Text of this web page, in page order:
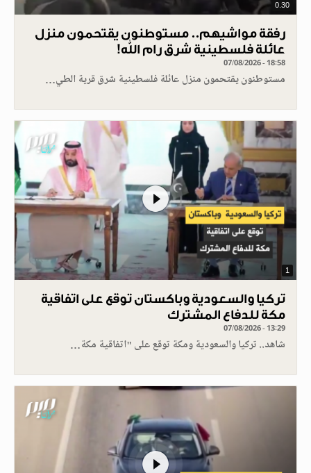
0.30
رفقة مواشيهم.. مستوطنون يقتحمون منزل
عائلة فلسطينية شرق رام الله!
07/08/2026 - 18:58
مستوطنون يقتحمون منزل عائلة فلسطينية شرق قرية الطي…
1
تركيا والسعودية وباكستان توقع على اتفاقية
مكة للدفاع المشترك
07/08/2026 - 13:29
شاهد.. تركيا والسعودية ومكة توقع على "اتفاقية مكة…